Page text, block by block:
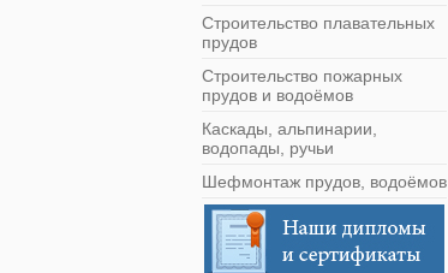
Строительство плавательных
прудов
Строительство пожарных
прудов и водоёмов
Каскады, альпинарии,
водопады, ручьи
Шефмонтаж прудов, водоёмов